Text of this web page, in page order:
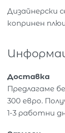
Дизайнерски
копринен
Доставка
Предлагаме
300 евро.
1-3 работни